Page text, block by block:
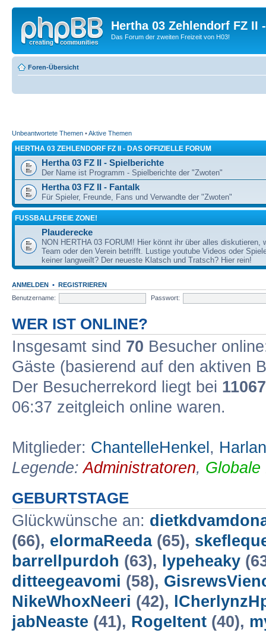
Hertha 03 Zehlendorf FZ II
Das Forum der zweiten Freizeit von H03!
Foren-Übersicht
Unbeantwortete Themen •Aktive Themen
HERTHA 03 ZEHLENDORF FZ II - DAS OFFIZIELLE FORUM
Hertha 03 FZ II - Spielberichte
Der Name ist Programm - Spielberichte der "Zwoten"
Hertha 03 FZ II - Fantalk
Für Spieler, Freunde, Fans und Verwandte der "Zwoten"
FUSSBALLFREIE ZONE!
Plauderecke
NON HERTHA 03 FORUM! Hier könnt ihr über alles diskutieren,
Team oder den Verein betrifft. Lustige youtube Videos oder
keiner langweilt? Der neueste Klatsch und Tratsch? Hier rein!
ANMELDEN • REGISTRIEREN
Benutzername:
Passwort:
WER IST ONLINE?
Insgesamt sind 70 Besucher
Gäste (basierend auf den aktiven
Der Besucherrekord liegt bei 11067
06:37 zeitgleich online waren.
Mitglieder: ChantelleHenkel ,
Legende:Administratoren, Globale
GEBURTSTAGE
Glückwünsche an:
(66), elormaReeda(65),
barrellpurdoh (63), lypeheaky
ditteegeavomi (58),
NikeWhoxNeeri (42),
jabNeaste (41), RogeItent (40),